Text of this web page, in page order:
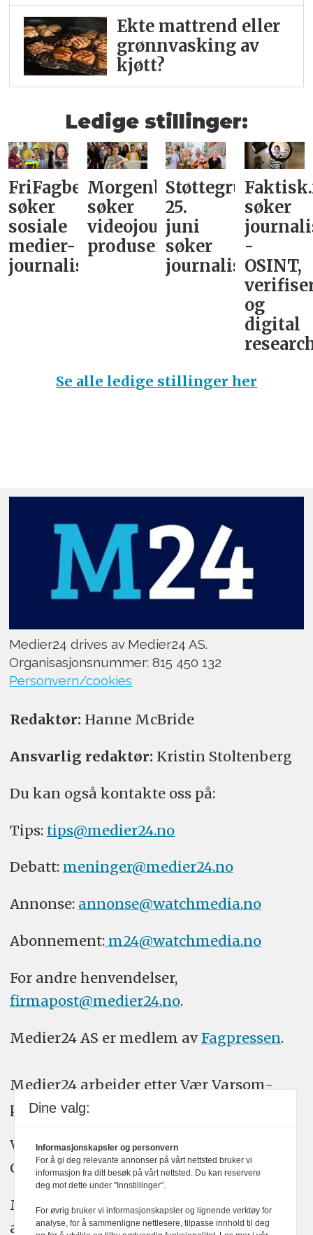
Ekte mattrend eller
grønnvasking av
kjøtt?
Ledige stillinger:
FriFagbevegelse
søker
sosiale
medier-
journalist
Morgenbladet
søker
videojournalist/podkast-
produsent
Støttegruppa
25.
juni
søker
journalist
søker
-
OSINT,
og
digital
Se alle ledige stillinger her
Medier24 drives av Medier24 AS.
Organisasjonsnummer: 815 450 132
Personvern/cookies
Redaktør: Hanne McBride
Ansvarlig redaktør: Kristin Stoltenberg
Du kan også kontakte oss på:
Tips: tips@medier24.no
Debatt: meninger@medier24.no
Annonse: annonse@watchmedia.no
Abonnement:m24@watchmedia.no
For andre henvendelser,
firmapost@medier24.no.
Medier24 AS er medlem av Fagpressen.
Medier24 arbeider etter Vær Varsom-
plakatens regler for god presseskikk.
Vi bruker KI-verktøy som ChatGPT,
Claude, og Gemini i journalistikken vår.
Medier24s redaksjon har alltid det fulle
ansvar for publisert innhold, med eller
Dine valg:
Informasjonskapsler og personvern
For å gi deg relevante annonser på vårt nettsted bruker vi
informasjon fra ditt besøk på vårt nettsted. Du kan reservere
deg mot dette under "Innstillinger".
For øvrig bruker vi informasjonskapsler og lignende verktøy for
analyse, for å sammenligne nettlesere, tilpasse innhold til deg